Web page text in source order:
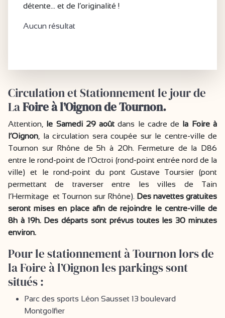
détente… et de l’originalité !
Aucun résultat
Circulation et Stationnement le jour de
LaFoire à l’Oignon de Tournon.
Attention, le Samedi 29 août dans le cadre de la Foire à
l’Oignon , la circulation sera coupée sur le centre-ville de
Tournon sur Rhône de 5h à 20h. Fermeture de la D86
entre le rond-point de l’Octroi (rond-point entrée nord de la
ville) et le rond-point du pont Gustave Toursier (pont
permettant de traverser entre les villes de Tain
l’Hermitage et Tournon sur Rhône). Des navettes gratuites
seront mises en place afin de rejoindre le centre-ville de
8h à 19h. Des départs sont prévus toutes les 30 minutes
environ.
Pour le stationnement à Tournon lors de
la Foire à l’Oignon les parkings sont
situés :
Parc des sports Léon Sausset 13 boulevard
Montgolfier